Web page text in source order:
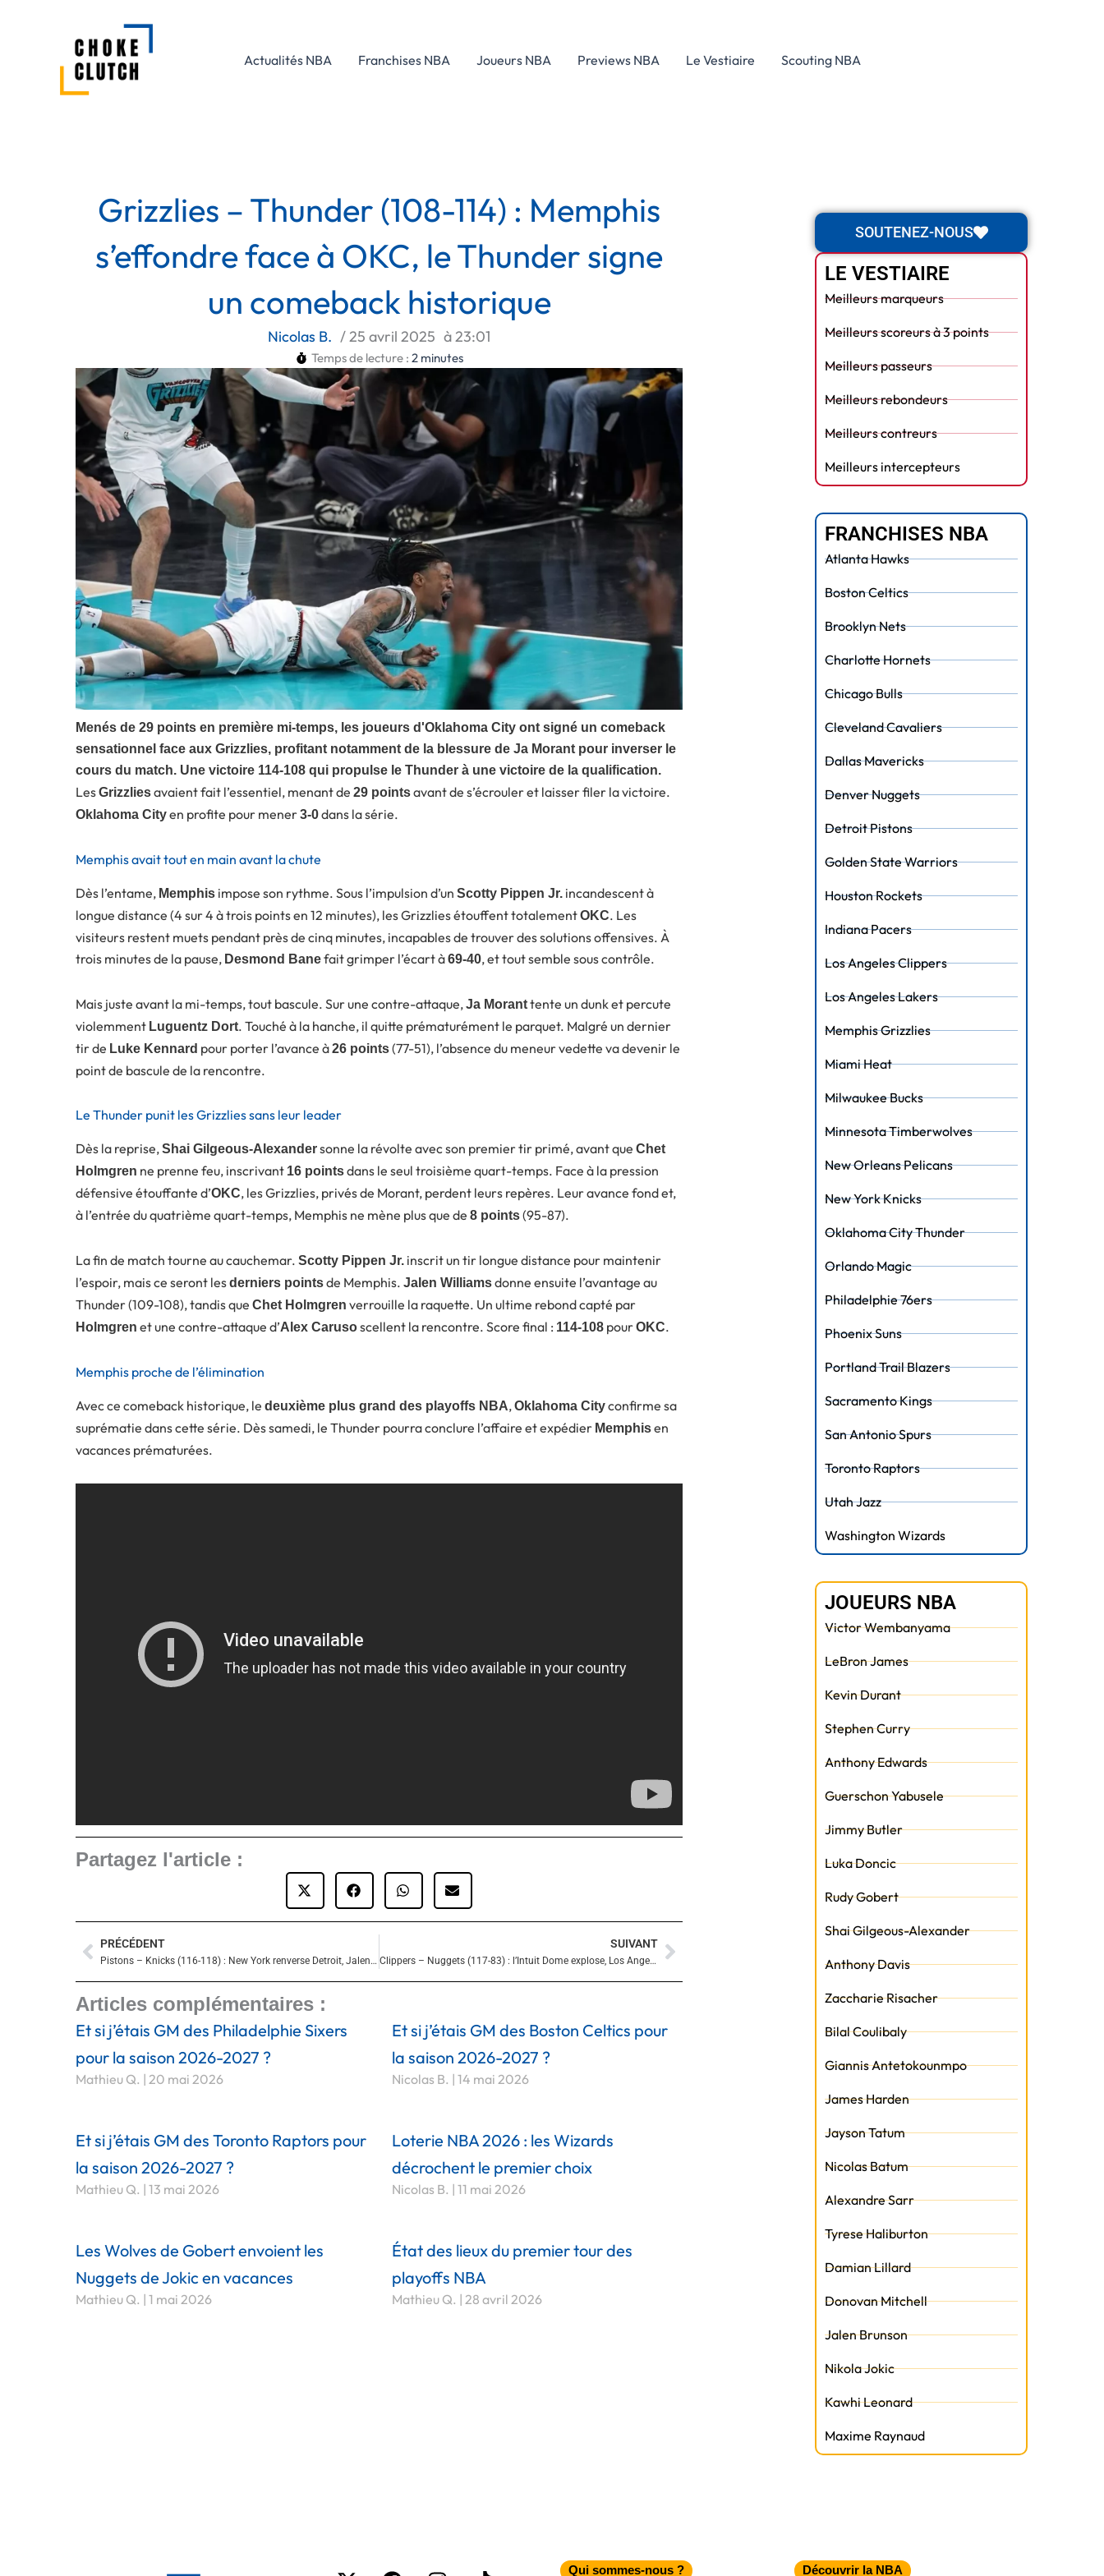
Actualités NBA Franchises NBA Joueurs NBA Previews NBA Le Vestiaire Scouting NBA
Grizzlies – Thunder (108-114) : Memphis
s’effondre face à OKC, le Thunder signe
un comeback historique
Nicolas B. /25 avril 2025 à23:01
Temps de lecture : 2minutes
Menés de 29 points en première mi-temps, les joueurs d'Oklahoma City ont signé un comeback
sensationnel face aux Grizzlies, profitant notamment de la blessure de Ja Morant pour inverser le
cours du match. Une victoire 114-108 qui propulse le Thunder à une victoire de la qualification.
LesGrizzliesavaient fait l’essentiel, menant de 29 pointsavant de s’écrouler et laisser filer la victoire.
Oklahoma Cityen profite pour mener3-0dans la série.
Memphis avait tout en main avant la chute
Dès l’entame, Memphis impose son rythme. Sous l’impulsion d’un Scotty Pippen Jr. incandescent à
longue distance (4 sur 4 à trois points en 12 minutes), les Grizzlies étouffent totalementOKC. Les
visiteurs restent muets pendant près de cinq minutes, incapables de trouver des solutions offensives. À
trois minutes de la pause, Desmond Banefait grimper l’écart à69-40, et tout semble sous contrôle.
Mais juste avant la mi-temps, tout bascule. Sur une contre-attaque,Ja Moranttente un dunk et percute
violemment Luguentz Dort. Touché à la hanche, il quitte prématurément le parquet. Malgré un dernier
tir de Luke Kennard pour porter l’avance à26 points(77-51), l’absence du meneur vedette va devenir le
point de bascule de la rencontre.
Le Thunder punit les Grizzlies sans leur leader
Dès la reprise,Shai Gilgeous-Alexandersonne la révolte avec son premier tir primé, avant que Chet
Holmgren ne prenne feu, inscrivant 16 pointsdans le seul troisième quart-temps. Face à la pression
défensive étouffante d’OKC, les Grizzlies, privés de Morant, perdent leurs repères. Leur avance fond et,
à l’entrée du quatrième quart-temps, Memphis ne mène plus que de 8 points(95-87).
La fin de match tourne au cauchemar. Scotty Pippen Jr. inscrit un tir longue distance pour maintenir
l’espoir, mais ce seront lesderniers pointsde Memphis. Jalen Williamsdonne ensuite l’avantage au
Thunder (109-108), tandis que Chet Holmgren verrouille la raquette. Un ultime rebond capté par
Holmgren et une contre-attaque d’Alex Carusoscellent la rencontre. Score final : 114-108 pourOKC.
Memphis proche de l’élimination
Avec ce comeback historique, le deuxième plus grand des playoffs NBA,Oklahoma Cityconfirme sa
suprématie dans cette série. Dès samedi, le Thunder pourra conclure l’affaire et expédier Memphisen
vacances prématurées.
Partagez l'article :
Précédent
PRÉCÉDENT
Pistons – Knicks (116-118) : New York renverse Detroit, Jalen Brunson en patron et Karl-Anthony Towns répond présent
SUIVANT
Clippers – Nuggets (117-83) : l’Intuit Dome explose, Los Angeles colle une fessée mémorable à Denver ! Suivant
Articles complémentaires :
Et si j’étais GM des Philadelphie Sixers
pour la saison 2026-2027 ?
Mathieu Q. 20 mai 2026
Et si j’étais GM des Boston Celtics pour
la saison 2026-2027 ?
Nicolas B. 14 mai 2026
Et si j’étais GM des Toronto Raptors pour
la saison 2026-2027 ?
Mathieu Q. 13 mai 2026
Loterie NBA 2026 : les Wizards
décrochent le premier choix
Nicolas B. 11 mai 2026
Les Wolves de Gobert envoient les
Nuggets de Jokic en vacances
Mathieu Q. 1 mai 2026
État des lieux du premier tour des
playoffs NBA
Mathieu Q. 28 avril 2026
SOUTENEZ-NOUS
LE VESTIAIRE
Meilleurs marqueurs
Meilleurs scoreurs à 3 points
Meilleurs passeurs
Meilleurs rebondeurs
Meilleurs contreurs
Meilleurs intercepteurs
FRANCHISES NBA
Atlanta Hawks
Boston Celtics
Brooklyn Nets
Charlotte Hornets
Chicago Bulls
Cleveland Cavaliers
Dallas Mavericks
Denver Nuggets
Detroit Pistons
Golden State Warriors
Houston Rockets
Indiana Pacers
Los Angeles Clippers
Los Angeles Lakers
Memphis Grizzlies
Miami Heat
Milwaukee Bucks
Minnesota Timberwolves
New Orleans Pelicans
New York Knicks
Oklahoma City Thunder
Orlando Magic
Philadelphie 76ers
Phoenix Suns
Portland Trail Blazers
Sacramento Kings
San Antonio Spurs
Toronto Raptors
Utah Jazz
Washington Wizards
JOUEURS NBA
Victor Wembanyama
LeBron James
Kevin Durant
Stephen Curry
Anthony Edwards
Guerschon Yabusele
Jimmy Butler
Luka Doncic
Rudy Gobert
Shai Gilgeous-Alexander
Anthony Davis
Zaccharie Risacher
Bilal Coulibaly
Giannis Antetokounmpo
James Harden
Jayson Tatum
Nicolas Batum
Alexandre Sarr
Tyrese Haliburton
Damian Lillard
Donovan Mitchell
Jalen Brunson
Nikola Jokic
Kawhi Leonard
Maxime Raynaud
X- FacebookInstagram
Tiktok Qui sommes-nous ? Découvrir la NBA